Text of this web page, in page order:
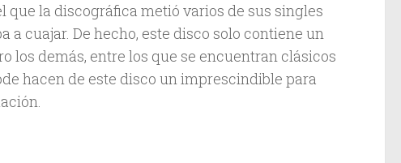
que la discográfica metió varios de sus singles
a cuajar. De hecho, este disco solo contiene un
los demás, entre los que se encuentran clásicos
hacen de este disco un imprescindible para